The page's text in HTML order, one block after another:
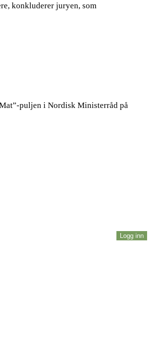
konkluderer juryen, som
puljen i Nordisk Ministerråd på